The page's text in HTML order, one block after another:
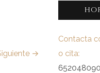
→
Contacta
o cita:
652048090